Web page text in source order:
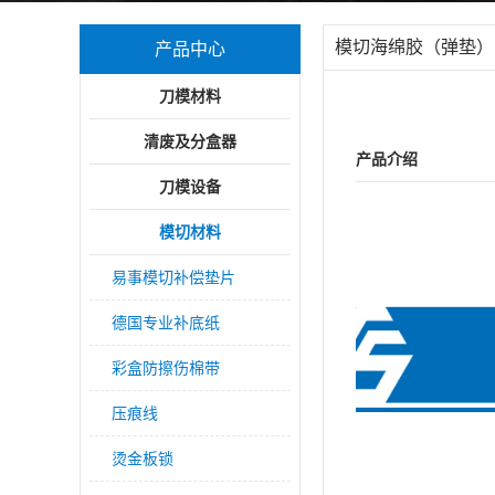
产品中心
刀模材料
清废及分盒器
刀模设备
模切材料
易事模切补偿垫片
德国专业补底纸
彩盒防擦伤棉带
压痕线
烫金板锁
模切海绵胶（弹垫）
产品介绍